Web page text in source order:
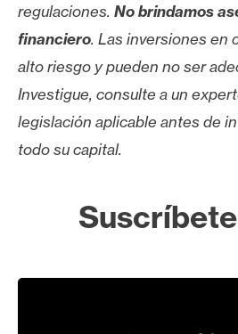
regulaciones. No brindamos
financiero. Las inversiones en
alto riesgo y pueden no ser
Investigue, consulte a un
legislación aplicable antes de
todo su capital.